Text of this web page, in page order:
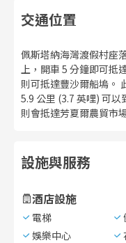
交通位置
佩斯塔納海灣渡假村座
上，開車 5 分鐘即可抵
則可抵達豐沙爾船塢。
5.9 公里 (3.7 英哩) 可
則會抵達芳夏爾農貿市
設施與服務
酒店設施
電梯
娛樂中心